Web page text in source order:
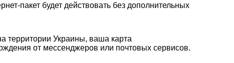
пакет будет действовать без дополнительных
территории Украины, ваша карта
от мессенджеров или почтовых сервисов.